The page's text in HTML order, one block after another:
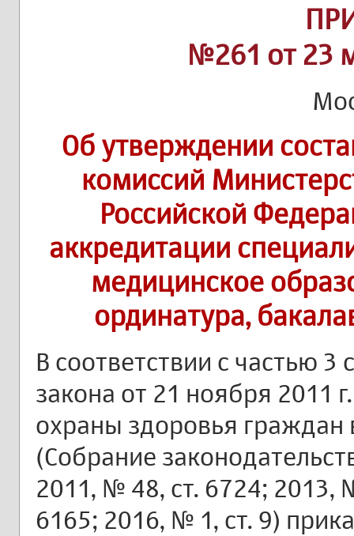
№261 от 23
Об утверждении
комиссий
Российской
аккредитации
медицинское
ординатура,
В соответствии с частью
закона от 21 ноября 2011
охраны здоровья граждан
(Собрание
2011, № 48, ст. 6724; 2013,
6165; 2016, № 1, ст. 9)